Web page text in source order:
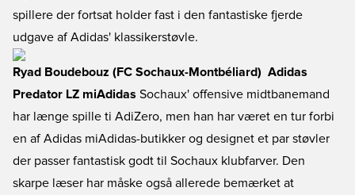
spillere der fortsat holder fast i den fantastiske fjerde
udgave af Adidas' klassikerstøvle.
Ryad Boudebouz (FC Sochaux-Montbéliard)  Adidas
Predator LZ miAdidas Sochaux' offensive midtbanemand
har længe spille ti AdiZero, men han har været en tur forbi
en af Adidas miAdidas-butikker og designet et par støvler
der passer fantastisk godt til Sochaux klubfarver. Den
skarpe læser har måske også allerede bemærket at